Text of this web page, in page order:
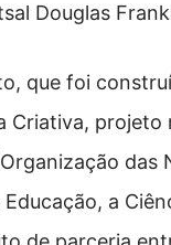
Douglas
que foi
Criativa, projeto
das
a